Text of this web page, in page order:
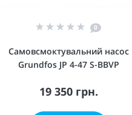
0
Самовсмоктувальний насос
Grundfos JP 4-47 S-BBVP
19 350 грн.